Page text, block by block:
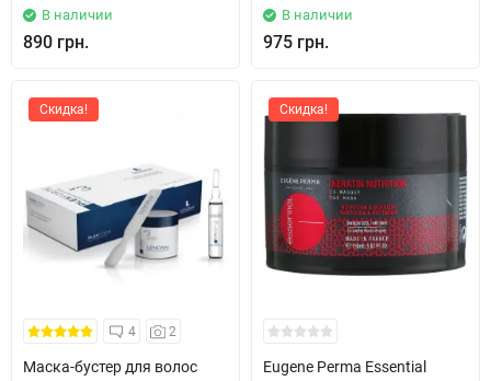
В наличии
890 грн.
В наличии
975 грн.
Скидка!
4 2
Маска-бустер для волос
Скидка!
Eugene Perma Essential